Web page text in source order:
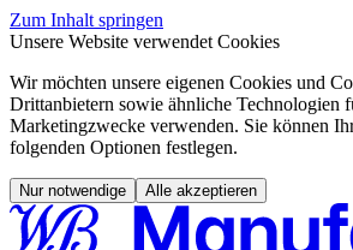
Zum Inhalt springen
Unsere Website verwendet Cookies
Wir möchten unsere eigenen Cookies und
Drittanbietern sowie ähnliche Technologien
Marketingzwecke verwenden. Sie können
folgenden Optionen festlegen.
Nur notwendige Alle akzeptieren